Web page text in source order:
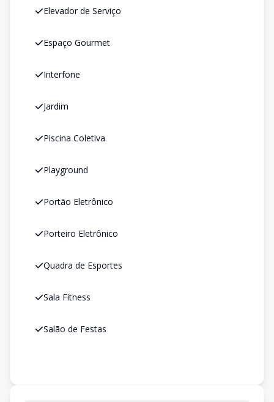
Elevador de Serviço
Espaço Gourmet
Interfone
Jardim
Piscina Coletiva
Playground
Portão Eletrônico
Porteiro Eletrônico
Quadra de Esportes
Sala Fitness
Salão de Festas